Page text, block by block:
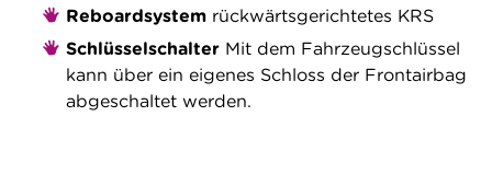
Reboardsystem rückwärtsgerichtetes KRS
Schlüsselschalter Mit dem Fahrzeugschlüssel
kann über ein eigenes Schloss der Frontairbag
abgeschaltet werden.